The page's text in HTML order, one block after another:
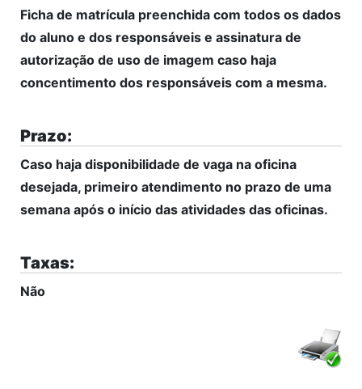
Ficha de matrícula preenchida com todos os dados
do aluno e dos responsáveis e assinatura de
autorização de uso de imagem caso haja
concentimento dos responsáveis com a mesma.
Prazo:
Caso haja disponibilidade de vaga na oficina
desejada, primeiro atendimento no prazo de uma
semana após o início das atividades das oficinas.
Taxas:
Não